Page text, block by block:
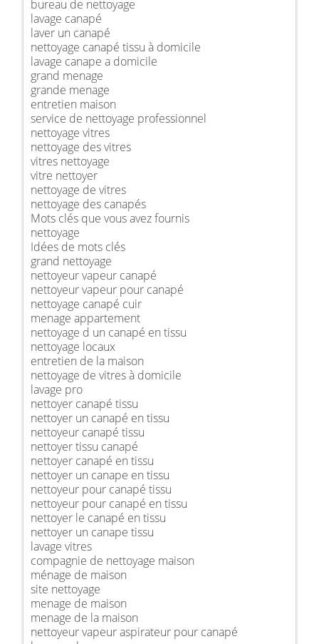
bureau de nettoyage
lavage canapé
laver un canapé
nettoyage canapé tissu à domicile
lavage canape a domicile
grand menage
grande menage
entretien maison
service de nettoyage professionnel
nettoyage vitres
nettoyage des vitres
vitres nettoyage
vitre nettoyer
nettoyage de vitres
nettoyage des canapés
Mots clés que vous avez fournis
nettoyage
Idées de mots clés
grand nettoyage
nettoyeur vapeur canapé
nettoyeur vapeur pour canapé
nettoyage canapé cuir
menage appartement
nettoyage d un canapé en tissu
nettoyage locaux
entretien de la maison
nettoyage de vitres à domicile
lavage pro
nettoyer canapé tissu
nettoyer un canapé en tissu
nettoyeur canapé tissu
nettoyer tissu canapé
nettoyer canapé en tissu
nettoyer un canape en tissu
nettoyeur pour canapé tissu
nettoyeur pour canapé en tissu
nettoyer le canapé en tissu
nettoyer un canape tissu
lavage vitres
compagnie de nettoyage maison
ménage de maison
site nettoyage
menage de maison
menage de la maison
nettoyeur vapeur aspirateur pour canapé